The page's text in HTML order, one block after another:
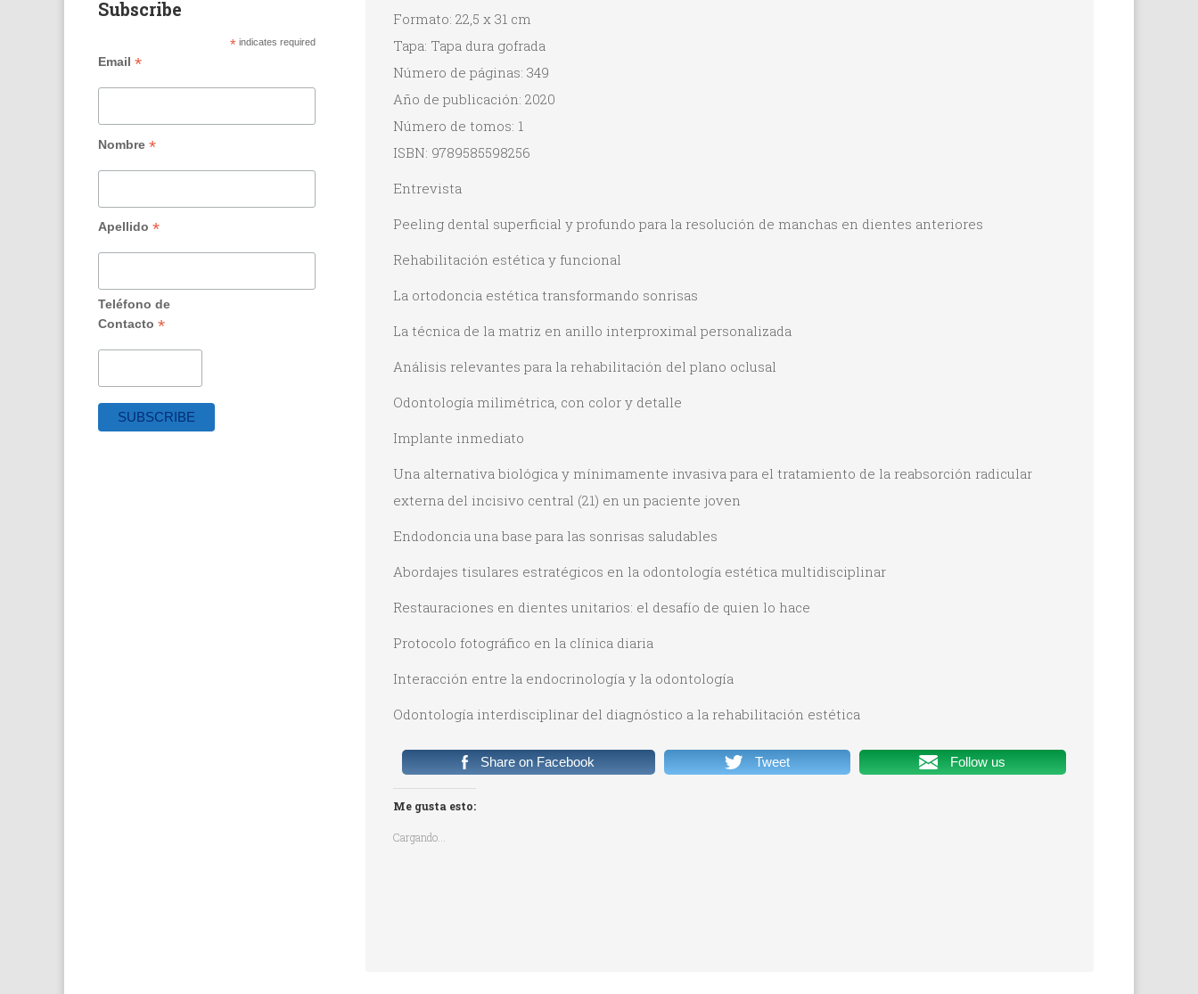
Formato: 22,5 x 31 cm
Tapa: Tapa dura gofrada
Número de páginas: 349
Año de publicación: 2020
Número de tomos: 1
ISBN: 9789585598256
Entrevista
Peeling dental superficial y profundo para la resolución de manchas en dientes anteriores
Rehabilitación estética y funcional
La ortodoncia estética transformando sonrisas
La técnica de la matriz en anillo interproximal personalizada
Análisis relevantes para la rehabilitación del plano oclusal
Odontología milimétrica, con color y detalle
Implante inmediato
Una alternativa biológica y mínimamente invasiva para el tratamiento de la reabsorción radicular
externa del incisivo central (21) en un paciente joven
Endodoncia una base para las sonrisas saludables
Abordajes tisulares estratégicos en la odontología estética multidisciplinar
Restauraciones en dientes unitarios: el desafío de quien lo hace
Protocolo fotográfico en la clínica diaria
Interacción entre la endocrinología y la odontología
Odontología interdisciplinar del diagnóstico a la rehabilitación estética
Share on Facebook Tweet Follow us
Me gusta esto:
Cargando...
Subscribe
* indicates required
Email *
Nombre *
Apellido *
Teléfono de
Contacto *